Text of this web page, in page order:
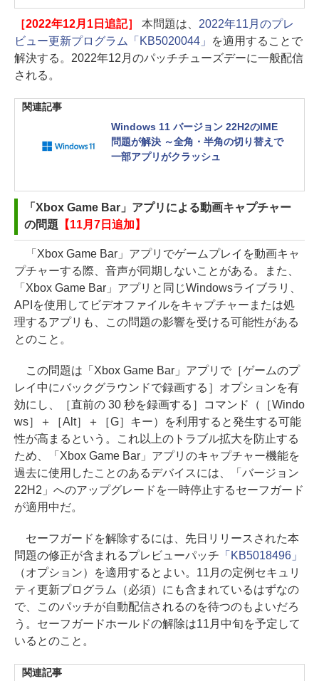
［2022年12月1日追記］ 本問題は、 2022年11月のプレ
ビュー更新プログラム「KB5020044」
を適用することで
解決する。2022年12月のパッチチューズデーに一般配信
される。
関連記事
Windows 11 バージョン 22H2のIME
問題が解決 ～全角・半角の切り替えで
一部アプリがクラッシュ
「Xbox Game Bar」アプリによる動画キャプチャー
の問題 【11月7日追加】
「Xbox Game Bar」アプリでゲームプレイを動画キャ
プチャーする際、音声が同期しないことがある。また、
「Xbox Game Bar」アプリと同じWindowsライブラリ、
APIを使用してビデオファイルをキャプチャーまたは処
理するアプリも、この問題の影響を受ける可能性がある
とのこと。
この問題は「Xbox Game Bar」アプリで［ゲームのプ
レイ中にバックグラウンドで録画する］オプションを有
効にし、［直前の 30 秒を録画する］コマンド（［Windo
ws］＋［Alt］＋［G］キー）を利用すると発生する可能
性が高まるという。これ以上のトラブル拡大を防止する
ため、「Xbox Game Bar」アプリのキャプチャー機能を
過去に使用したことのあるデバイスには、「バージョン
22H2」へのアップグレードを一時停止するセーフガード
が適用中だ。
セーフガードを解除するには、先日リリースされた本
問題の修正が含まれるプレビューパッチ 「KB5018496」
（オプション）を適用するとよい。11月の定例セキュリ
ティ更新プログラム（必須）にも含まれているはずなの
で、このパッチが自動配信されるのを待つのもよいだろ
う。セーフガードホールドの解除は11月中旬を予定して
いるとのこと。
関連記事